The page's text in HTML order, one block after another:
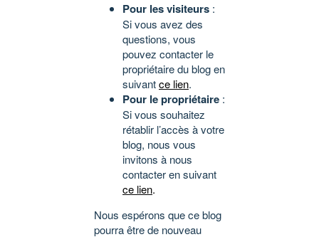
Pour les visiteurs :
Si vous avez des
questions, vous
pouvez contacter le
propriétaire du blog en
suivantce lien.
Pour le propriétaire :
Si vous souhaitez
rétablir l’accès à votre
blog, nous vous
invitons à nous
contacter en suivant
ce lien.
Nous espérons que ce blog
pourra être de nouveau